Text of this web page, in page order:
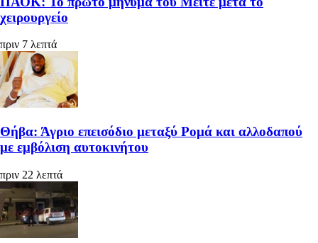
χειρουργείο
πριν 7 λεπτά
Θήβα: Άγριο επεισόδιο μεταξύ Ρομά και αλλοδαπού
με εμβόλιση αυτοκινήτου
πριν 22 λεπτά